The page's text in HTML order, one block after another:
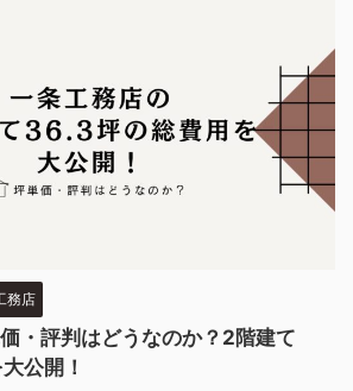
務店
・評判はどうなのか？2階建て
公開！